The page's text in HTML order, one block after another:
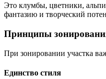
Это клумбы, цветники,
фантазию и творческий
Принципы
При зонировании участка
Единство стиля